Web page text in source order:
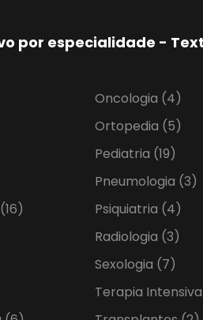
por especialidade -
(16)
Oncologia (4)
Ortopedia (5)
Pediatria (19)
Pneumologia (3)
Psiquiatria (4)
Radiologia (3)
Sexologia (7)
Terapia Intensiva